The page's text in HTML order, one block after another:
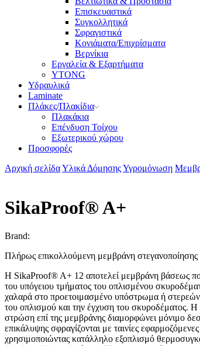
Επισκευαστικά
Συγκολλητικά
Σφραγιστικά
Κονιάματα/Επιχρίσματα
Βερνίκια
Εργαλεία & Εξαρτήματα
YTONG
Υδραυλικά
Laminate
Πλάκες/Πλακίδια
Πλακάκια
Επένδυση Τοίχου
Εξωτερικού χώρου
Προσφορές
Αρχική σελίδαΥλικά ΔόμησηςΥγρομόνωση
SikaProof® A+
Brand:
Πλήρως επικολλούμενη μεμβράνη στεγανοποίησης
Η SikaProof® A+ 12 αποτελεί μεμβράνη βάσεως
του υπόγειου τμήματος του οπλισμένου
χαλαρά στο προετοιμασμένο υπόστρωμα ή
του οπλισμού και την έγχυση του σκυροδέματος. Η
στρώση επί της μεμβράνης διαμορφώνει μόνιμο
επικάλυψης σφραγίζονται με ταινίες
χρησιμοποιώντας κατάλληλο εξοπλισμό